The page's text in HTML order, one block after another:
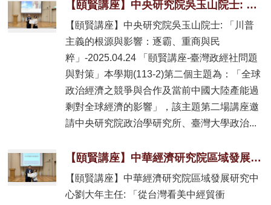
【頤賢講座】中央研究院吳玉山院士: 「川普主義的根源與影響：逐霸、重商與民粹」-2025.04.24
【頤賢講座】中央研究院吳玉山院士: 「川普
主義的根源與影響：逐霸、重商與民
粹」-2025.04.24 「頤賢講座-臺灣政經社問題
與對策」本學期(113-2)第二個主題為：「全球
政治經濟之競爭與合作及當前中國大陸產能過
剩對全球經濟的影響」，該主題第二場講座邀
請中央研究院政治學研究所、臺灣大學政治...
【頤賢講座】中華經濟研究院區域發展研究中心劉大年主任: 「從台灣看美中經貿衝突」-2025.04.17
【頤賢講座】中華經濟研究院區域發展研究中
心劉大年主任: 「從台灣看美中經貿衝